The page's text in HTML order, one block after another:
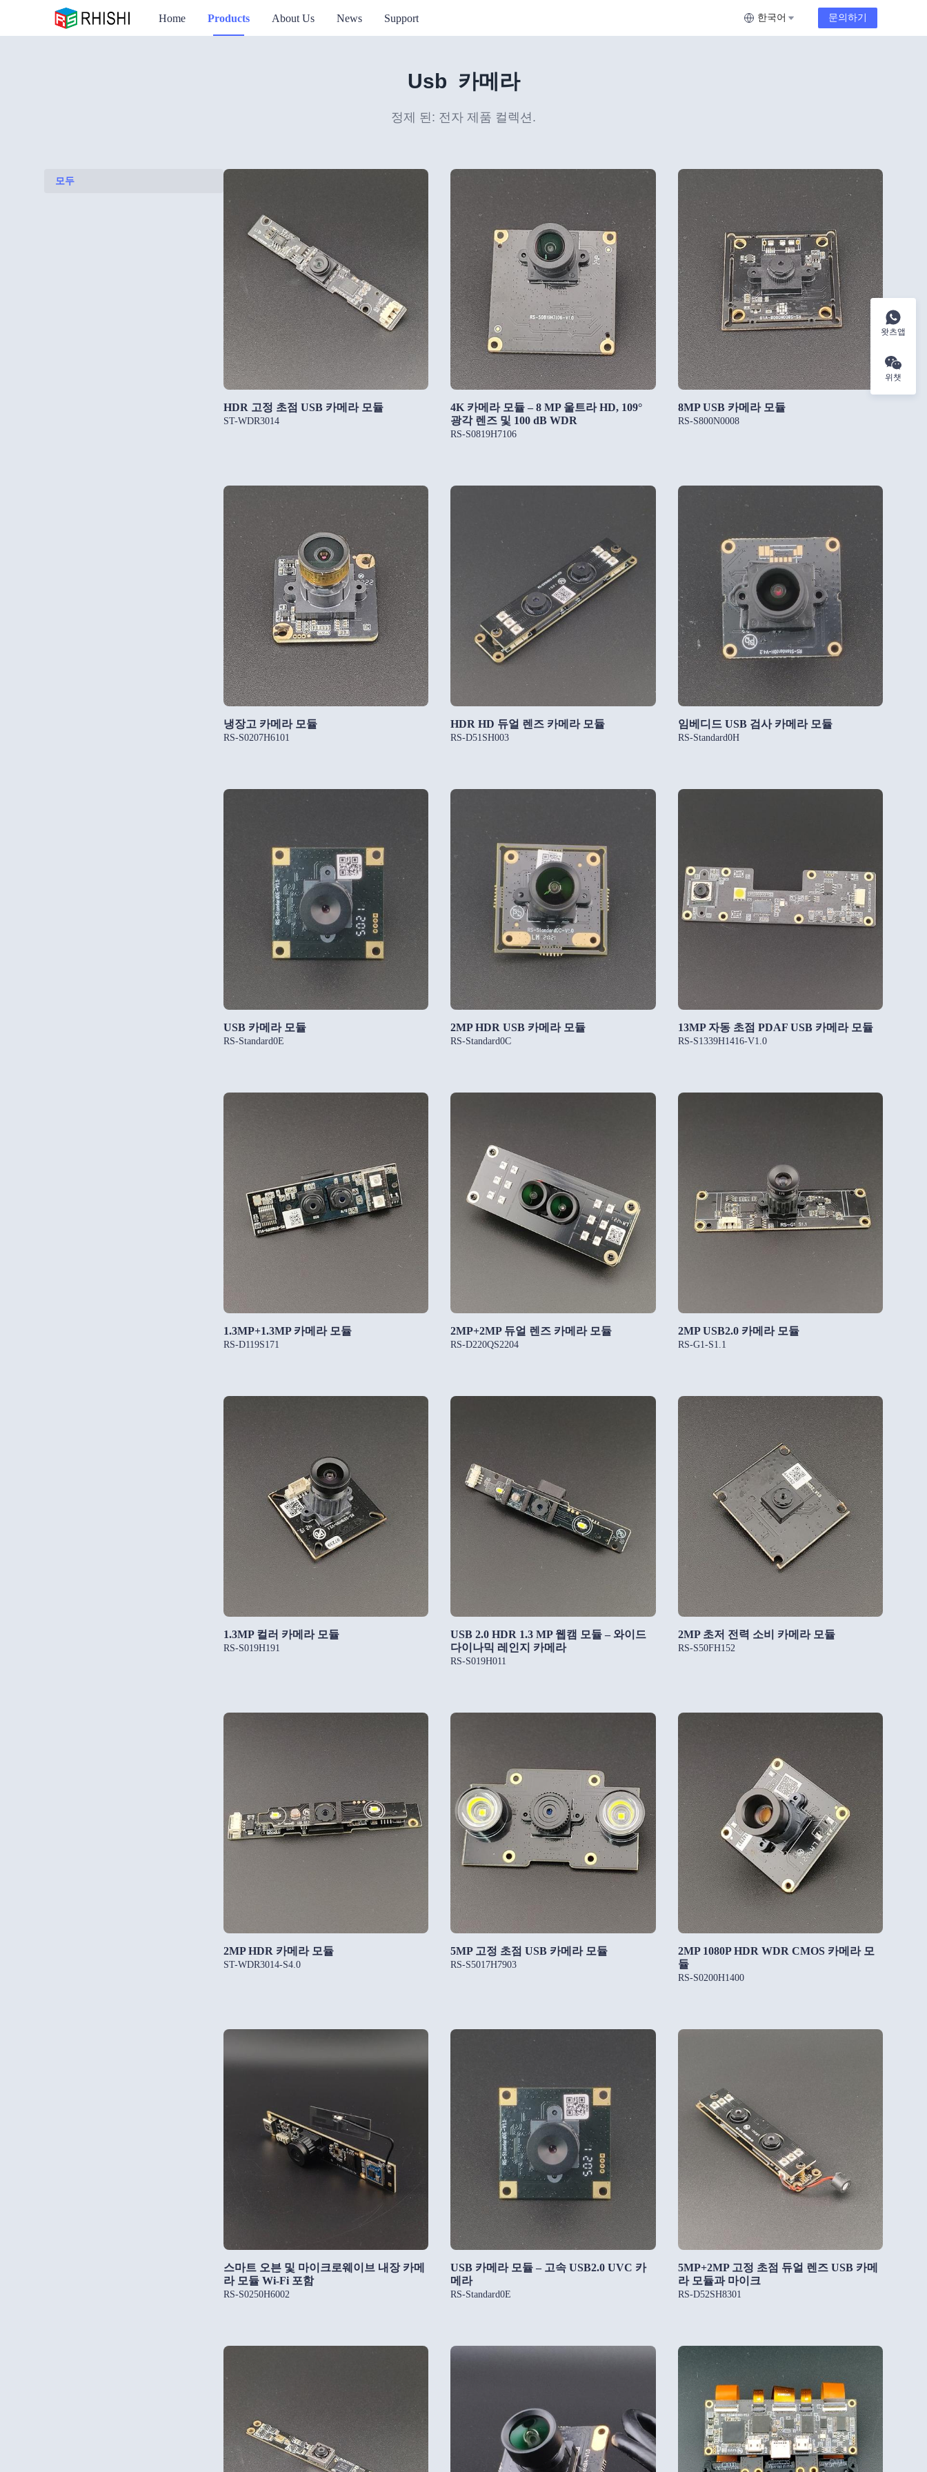
Home Products About Us News Support 한국어 문의하기
Usb 카메라
정제 된: 전자 제품 컬렉션.
모두
HDR 고정 초점 USB 카메라 모듈
ST-WDR3014
4K 카메라 모듈 – 8 MP 울트라 HD, 109°
광각 렌즈 및 100 dB WDR
RS-S0819H7106
8MP USB 카메라 모듈
RS-S800N0008
냉장고 카메라 모듈
RS-S0207H6101
HDR HD 듀얼 렌즈 카메라 모듈
RS-D51SH003
임베디드 USB 검사 카메라 모듈
RS-Standard0H
USB 카메라 모듈
RS-Standard0E
2MP HDR USB 카메라 모듈
RS-Standard0C
13MP 자동 초점 PDAF USB 카메라 모듈
RS-S1339H1416-V1.0
1.3MP+1.3MP 카메라 모듈
RS-D119S171
2MP+2MP 듀얼 렌즈 카메라 모듈
RS-D220QS2204
2MP USB2.0 카메라 모듈
RS-G1-S1.1
1.3MP 컬러 카메라 모듈
RS-S019H191
USB 2.0 HDR 1.3 MP 웹캠 모듈 – 와이드
다이나믹 레인지 카메라
RS-S019H011
2MP 초저 전력 소비 카메라 모듈
RS-S50FH152
2MP HDR 카메라 모듈
ST-WDR3014-S4.0
5MP 고정 초점 USB 카메라 모듈
RS-S5017H7903
2MP 1080P HDR WDR CMOS 카메라 모
듈
RS-S0200H1400
스마트 오븐 및 마이크로웨이브 내장 카메
라 모듈 Wi-Fi 포함
RS-S0250H6002
USB 카메라 모듈 – 고속 USB2.0 UVC 카
메라
RS-Standard0E
5MP+2MP 고정 초점 듀얼 렌즈 USB 카메
라 모듈과 마이크
RS-D52SH8301
왓츠앱
위챗